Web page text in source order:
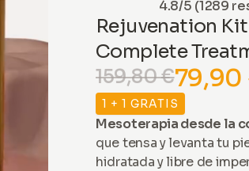
4.8/5 (1289
Rejuvenation
Complete
159,80 €79,90
1 + 1 GRATIS
Mesoterapia desde la
que tensa y levanta tu
hidratada y libre de